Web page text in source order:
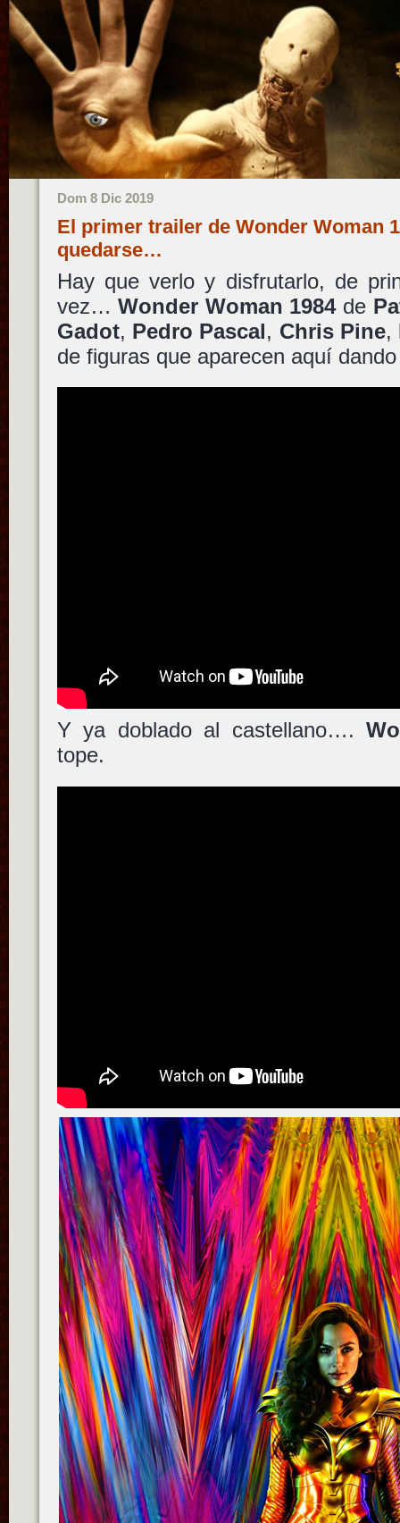
Dom 8 Dic 2019
El primer trailer de Wonder Woman
quedarse…
Hay que verlo y disfrutarlo, de
vez…Wonder Woman 1984de
Gadot, Pedro Pascal, Chris Pine,
de figuras que aparecen aquí
Y ya doblado al castellano….
tope.